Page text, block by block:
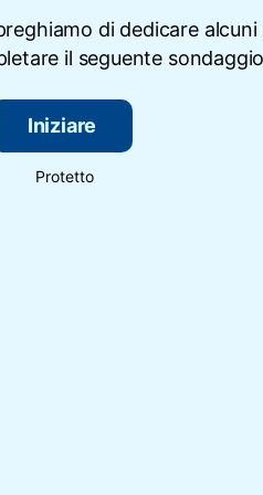
di dedicare
il seguente
Iniziare
Protetto